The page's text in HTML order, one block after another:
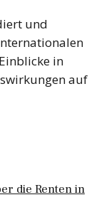
und
in
auf
die Renten in